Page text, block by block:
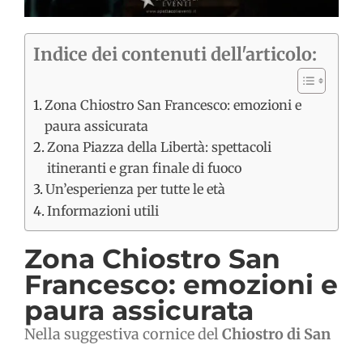
Indice dei contenuti dell'articolo:
Zona Chiostro San Francesco: emozioni e
paura assicurata
Zona Piazza della Libertà: spettacoli
itineranti e gran finale di fuoco
Un’esperienza per tutte le età
Informazioni utili
Zona Chiostro San
Francesco: emozioni e
paura assicurata
Nella suggestiva cornice delChiostro di San